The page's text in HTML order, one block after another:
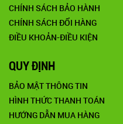
CHÍNH SÁCH BẢO HÀNH
CHÍNH SÁCH ĐỔI HÀNG
ĐIỀU KHOẢN-ĐIỀU KIỆN
QUY ĐỊNH
BẢO MẬT THÔNG TIN
HÌNH THỨC THANH TOÁN
HƯỚNG DẪN MUA HÀNG